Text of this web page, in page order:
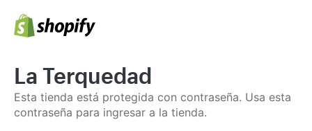
La Terquedad
Esta tienda está protegida con contraseña. Usa esta
contraseña para ingresar a la tienda.